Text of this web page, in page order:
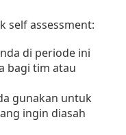
self assessment:
di periode ini
bagi tim atau
gunakan untuk
ingin diasah